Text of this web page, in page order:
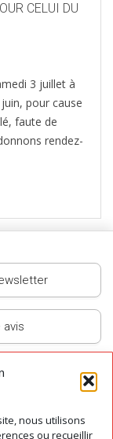
nous utilisons
ou recueillir
CELUI DU
3 juillet à
pour cause
faute de
rendez-
avis
Tous droits réservés